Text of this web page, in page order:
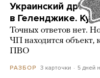
Украинский дрон
в Геленджике.
Точных ответов нет.
ЧП находится объект,
ПВО
РАЗБОР 3 карточки 5 дней